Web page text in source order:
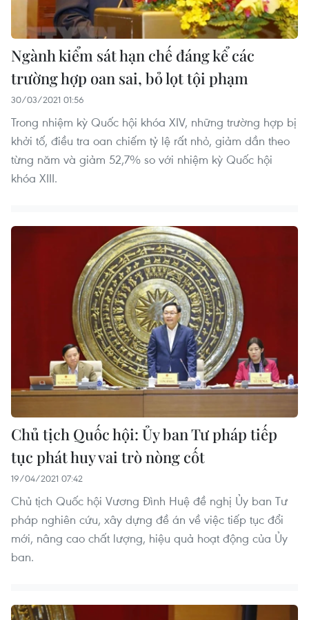
Ngành kiểm sát hạn chế đáng kể các
trường hợp oan sai, bỏ lọt tội phạm
30/03/2021 01:56
Trong nhiệm kỳ Quốc hội khóa XIV, những trường hợp bị
khởi tố, điều tra oan chiếm tỷ lệ rất nhỏ, giảm dần theo
từng năm và giảm 52,7% so với nhiệm kỳ Quốc hội
khóa XIII.
Chủ tịch Quốc hội: Ủy ban Tư pháp tiếp
tục phát huy vai trò nòng cốt
19/04/2021 07:42
Chủ tịch Quốc hội Vương Đình Huệ đề nghị Ủy ban Tư
pháp nghiên cứu, xây dựng đề án về việc tiếp tục đổi
mới, nâng cao chất lượng, hiệu quả hoạt động của Ủy
ban.